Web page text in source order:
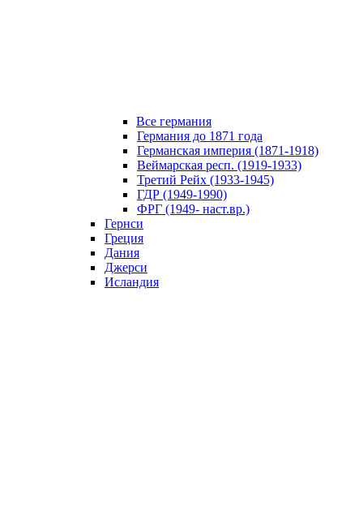
Все германия
Германия до 1871 года
Германская империя (1871-1918)
Веймарская респ. (1919-1933)
Третий Рейх (1933-1945)
ГДР (1949-1990)
ФРГ (1949- наст.вр.)
Гернси
Греция
Дания
Джерси
Исландия